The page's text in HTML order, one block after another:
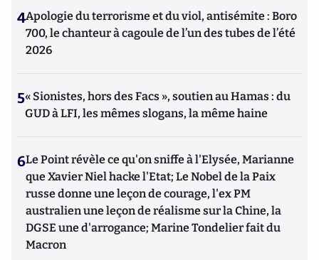
4Apologie du terrorisme et du viol, antisémite : Boro
700, le chanteur à cagoule de l’un des tubes de l’été
2026
5« Sionistes, hors des Facs », soutien au Hamas : du
GUD à LFI, les mêmes slogans, la même haine
6Le Point révèle ce qu'on sniffe à l'Elysée, Marianne
que Xavier Niel hacke l'Etat; Le Nobel de la Paix
russe donne une leçon de courage, l'ex PM
australien une leçon de réalisme sur la Chine, la
DGSE une d'arrogance; Marine Tondelier fait du
Macron